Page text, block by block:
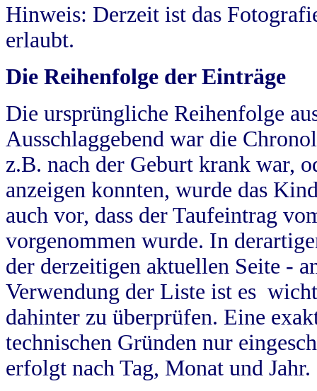
Hinweis: Derzeit ist das
erlaubt.
Die Reihenfolge der Einträge
Die ursprüngliche Reihenfolge
Ausschlaggebend war die
z.B. nach der Geburt krank war,
anzeigen konnten, wurde das
auch vor, dass der Taufeintrag
vorgenommen wurde. In
der derzeitigen aktuellen Seite -
Verwendung der Liste ist es
dahinter zu überprüfen. Eine
technischen Gründen nur
erfolgt nach Tag, Monat und Jahr.